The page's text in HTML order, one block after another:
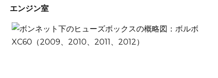
エンジン室